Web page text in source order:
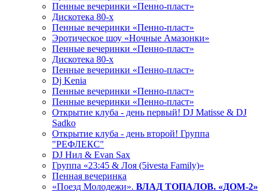
Пенные вечеринки «Пенно-пласт»
Дискотека 80-х
Пенные вечеринки «Пенно-пласт»
Эротическое шоу «Ночные Амазонки»
Пенные вечеринки «Пенно-пласт»
Дискотека 80-х
Пенные вечеринки «Пенно-пласт»
Dj Kenia
Пенные вечеринки «Пенно-пласт»
Пенные вечеринки «Пенно-пласт»
Открытие клуба - день первый! DJ Matisse & DJ
Sadko
Открытие клуба - день второй! Группа
"РЕФЛЕКС"
DJ Нил & Evan Sax
Группа «23:45 & Лоя (5ivesta Family)»
Пенная вечеринка
«Поезд Молодежи». ВЛАД ТОПАЛОВ. «ДОМ-2»